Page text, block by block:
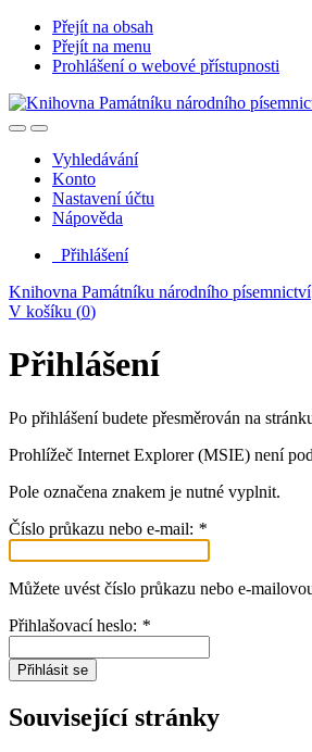
Přejít na obsah
Přejít na menu
Prohlášení o webové přístupnosti
Vyhledávání
Konto
Nastavení účtu
Nápověda
Přihlášení
Knihovna Památníku národního písemnictví
V košíku (0)
Přihlášení
Po přihlášení budete přesměrován na
Prohlížeč Internet Explorer (MSIE) není
Pole označena znakem je nutné vyplnit.
Číslo průkazu nebo e-mail: *
Můžete uvést číslo průkazu nebo e-
Přihlašovací heslo: *
Přihlásit se
Související stránky